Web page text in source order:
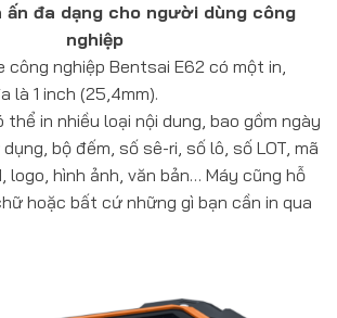
ấn đa dạng cho người dùng công
nghiệp
công nghiệp Bentsai E62 có một in,
là 1 inch (25,4mm).
thể in nhiều loại nội dung, bao gồm ngày
bộ đếm, số sê-ri, số lô, số LOT, mã
logo, hình ảnh, văn bản… Máy cũng hỗ
hoặc bất cứ những gì bạn cần in qua